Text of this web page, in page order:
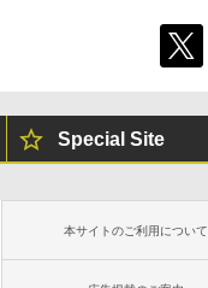
Special Site
本サイトのご利用について